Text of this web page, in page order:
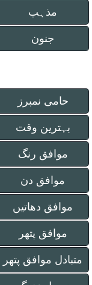
مذہب
جنون
حامی نمبرز
بہترین وقت
موافق رنگ
موافق دن
موافق دھاتیں
موافق پتھر
متبادل موافق پتھر